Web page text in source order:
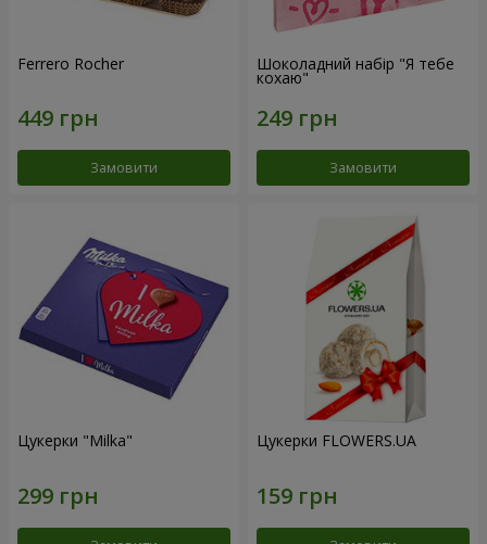
Ferrero Rocher
Замовити
Шоколадний набір "Я тебе
кохаю"
Замовити
Цукерки "Milka" Цукерки FLOWERS.UA